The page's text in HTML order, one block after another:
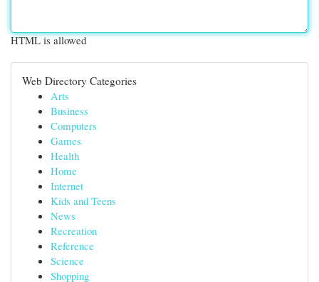
HTML is allowed
Web Directory Categories
Arts
Business
Computers
Games
Health
Home
Internet
Kids and Teens
News
Recreation
Reference
Science
Shopping